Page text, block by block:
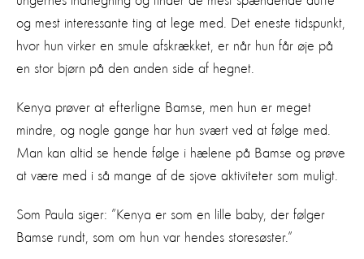
og mest interessante ting at lege med. Det eneste tidspunkt,
hvor hun virker en smule afskrækket, er når hun får øje på
en stor bjørn på den anden side af hegnet.
Kenya prøver at efterligne Bamse, men hun er meget
mindre, og nogle gange har hun svært ved at følge med.
Man kan altid se hende følge i hælene på Bamse og prøve
at være med i så mange af de sjove aktiviteter som muligt.
Som Paula siger: ”Kenya er som en lille baby, der følger
Bamse rundt, som om hun var hendes storesøster.”